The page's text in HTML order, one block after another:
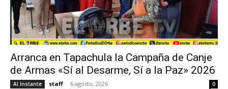
Arranca en Tapachula la Campaña de Canje
de Armas «Sí al Desarme, Sí a la Paz» 2026
Al Instante staff - 6 agosto, 2026 0